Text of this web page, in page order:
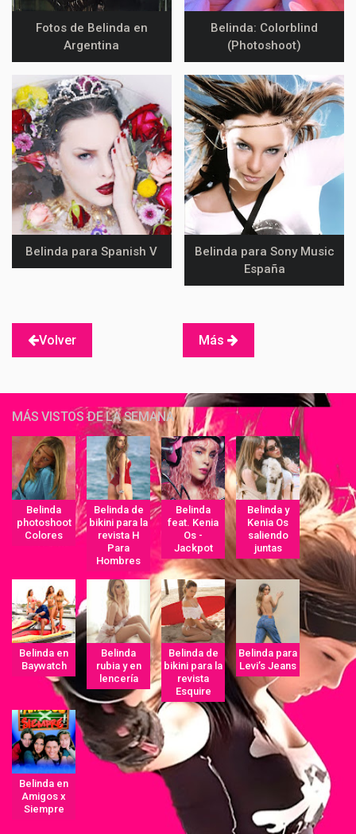
Fotos de Belinda en
Argentina
Belinda: Colorblind
(Photoshoot)
Belinda para Spanish V
Belinda para Sony Music
España
Volver Más
MÁS VISTOS DE LA SEMANA
Belinda
photoshoot
Colores
Belinda de
bikini para la
revista H
Para
Hombres
Belinda
feat. Kenia
Os -
Jackpot
Belinda y
Kenia Os
saliendo
juntas
Belinda en
Baywatch
Belinda
rubia y en
lencería
Belinda de
bikini para la
revista
Esquire
Belinda para
Levi’s Jeans
Belinda en
Amigos x
Siempre